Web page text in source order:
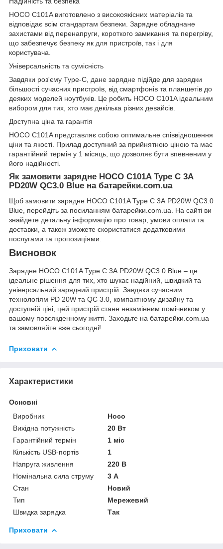
HOCO C101A виготовлено з високоякісних матеріалів та
відповідає всім стандартам безпеки. Зарядне обладнане
захистами від перенапруги, короткого замикання та перегріву,
що забезпечує безпеку як для пристроїв, так і для
користувача.
Універсальність та сумісність
Завдяки роз'єму Type-C, дане зарядне підійде для зарядки
більшості сучасних пристроїв, від смартфонів та планшетів до
деяких моделей ноутбуків. Це робить HOCO C101A ідеальним
вибором для тих, хто має декілька різних девайсів.
Доступна ціна та гарантія
HOCO C101A представляє собою оптимальне співвідношення
ціни та якості. Прилад доступний за прийнятною ціною та має
гарантійний термін у 1 місяць, що дозволяє бути впевненим у
його надійності.
Як замовити зарядне HOCO C101A Type C 3А
PD20W QC3.0 Blue на батарейки.com.ua
Щоб замовити зарядне HOCO C101A Type C 3А PD20W QC3.0
Blue, перейдіть за посиланням батарейки.com.ua . На сайті ви
знайдете детальну інформацію про товар, умови оплати та
доставки, а також зможете скористатися додатковими
послугами та пропозиціями.
Висновок
Зарядне HOCO C101A Type C 3А PD20W QC3.0 Blue – це
ідеальне рішення для тих, хто шукає надійний, швидкий та
універсальний зарядний пристрій. Завдяки сучасним
технологіям PD 20W та QC 3.0, компактному дизайну та
доступній ціні, цей пристрій стане незамінним помічником у
вашому повсякденному житті. Заходьте на батарейки.com.ua
та замовляйте вже сьогодні!
Приховати
Характеристики
Основні
Виробник
Hoco
Вихідна потужність
20 Вт
Гарантійний термін
1 міс
Кількість USB-портів
1
Напруга живлення
220 В
Номінальна сила струму
3 А
Стан
Новий
Тип
Мережевий
Швидка зарядка
Так
Приховати